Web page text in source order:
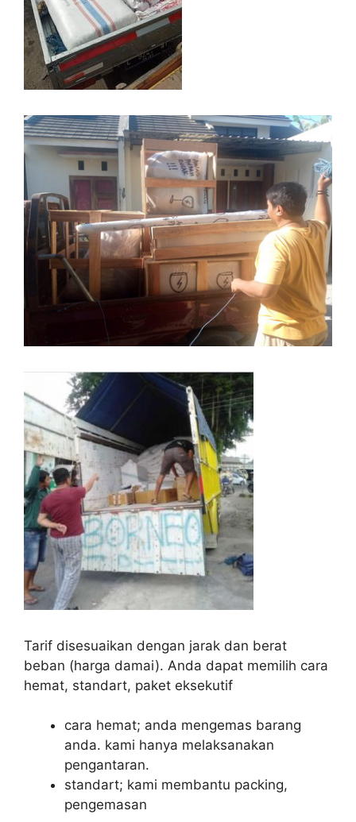
Tarif disesuaikan dengan jarak dan berat
beban (harga damai). Anda dapat memilih cara
hemat, standart, paket eksekutif
cara hemat; anda mengemas barang
anda. kami hanya melaksanakan
pengantaran.
standart; kami membantu packing,
pengemasan